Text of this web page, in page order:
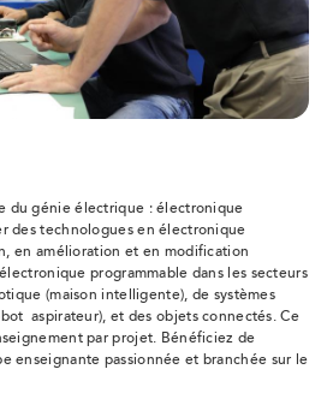
du génie électrique : électronique
des technologues en électronique
en amélioration et en modification
programmable dans les secteurs
(maison intelligente), de systèmes
aspirateur), et des objets connectés. Ce
par projet. Bénéficiez de
enseignante passionnée et branchée sur le